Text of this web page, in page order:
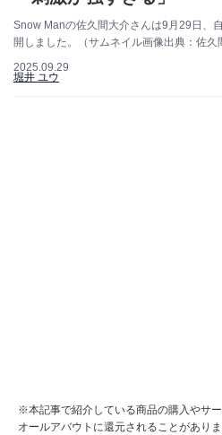
Snow Manの佐久間大介さんは9月29日、
開しました。（サムネイル画像出典：佐久
2025.09.29
堀井 ユウ
※本記事で紹介している商品の購入やサ
オールアバウトに還元されることがありま